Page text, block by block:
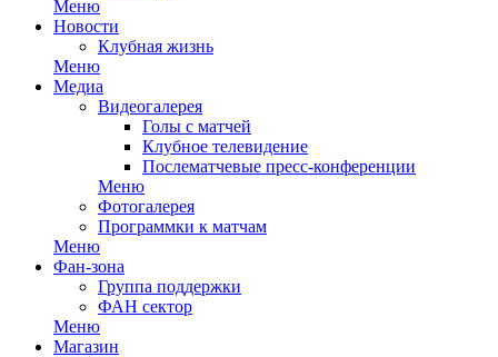
Меню
Новости
Клубная жизнь
Меню
Медиа
Видеогалерея
Голы с матчей
Клубное телевидение
Послематчевые пресс-конференции
Меню
Фотогалерея
Программки к матчам
Меню
Фан-зона
Группа поддержки
ФАН сектор
Меню
Магазин